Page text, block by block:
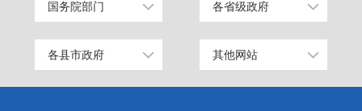
国务院部门
公安部
工业和信息化部
科学技术部
各省级政府
北京
上海
广东
各县市政府
昌吉市
其他网站
中国昌吉网